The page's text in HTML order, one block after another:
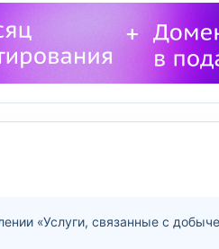
«Услуги, связанные с